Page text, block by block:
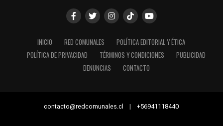
INICIO RED COMUNALES
POLÍTICA EDITORIAL Y ÉTICA
POLÍTICA DE PRIVACIDAD
TÉRMINOS Y CONDICIONES
PUBLICIDAD
DENUNCIAS
CONTACTO
contacto@redcomunales.cl | +56941118440